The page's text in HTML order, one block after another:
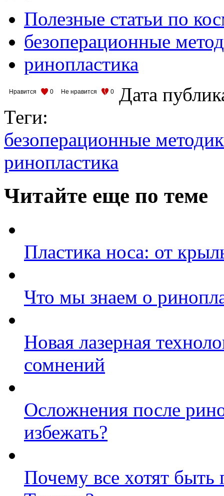
Полезные статьи по
безоперационные
ринопластика
Нравится 0 Не нравится 0
Дата
Теги:
безоперационные
ринопластика
Читайте еще по теме
Пластика носа: от
Что мы знаем о
Новая лазерная
сомнений
Осложнения после
избежать?
Почему все хотят